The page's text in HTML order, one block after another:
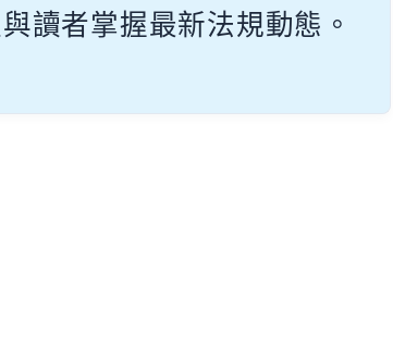
讀者掌握最新法規動態。